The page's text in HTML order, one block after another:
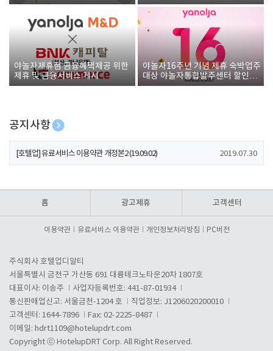
야놀자제휴점 금융혜택제공 위한
제휴 및 금융서비스 게시
야놀자16주년 기념 제휴 숙박업주
대상 야놀자통합발주센터 할인쿠
폰 증정
공지사항
[호텔업] 개인정보 처리방침 개정본1 (19.09.02)
[호텔업] 유료서비스 이용약관 개정본2 (19.09.02) 2019.07.30
홈 광고제휴 고객센터
이용약관 유료서비스 이용약관 개인정보처리방침 PC버전
주식회사 호텔업디알티
서울특별시 금천구 가산동 691 대륭테크노타운20차 1807호
대표이사: 이송주
사업자등록번호: 441-87-01934
통신판매업신고: 서울금천-1204 호
직업정보: J1206020200010
고객센터: 1644-7896
Fax: 02-2225-8487
이메일: hdrt1109@hotelupdrt.com
Copyright ⓒ HotelupDRT Corp. All Right Reserved.